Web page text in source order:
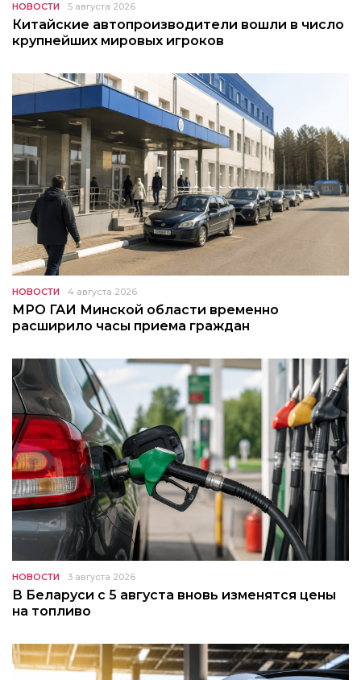
НОВОСТИ 5 августа 2026
Китайские автопроизводители вошли в число
крупнейших мировых игроков
НОВОСТИ 4 августа 2026
МРО ГАИ Минской области временно
расширило часы приема граждан
НОВОСТИ 3 августа 2026
В Беларуси с 5 августа вновь изменятся цены
на топливо